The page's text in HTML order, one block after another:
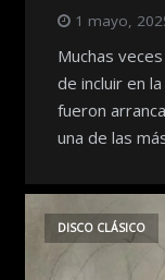
1 mayo,
Muchas
de incluir en
fueron
una de las
DISCO CLÁSICO